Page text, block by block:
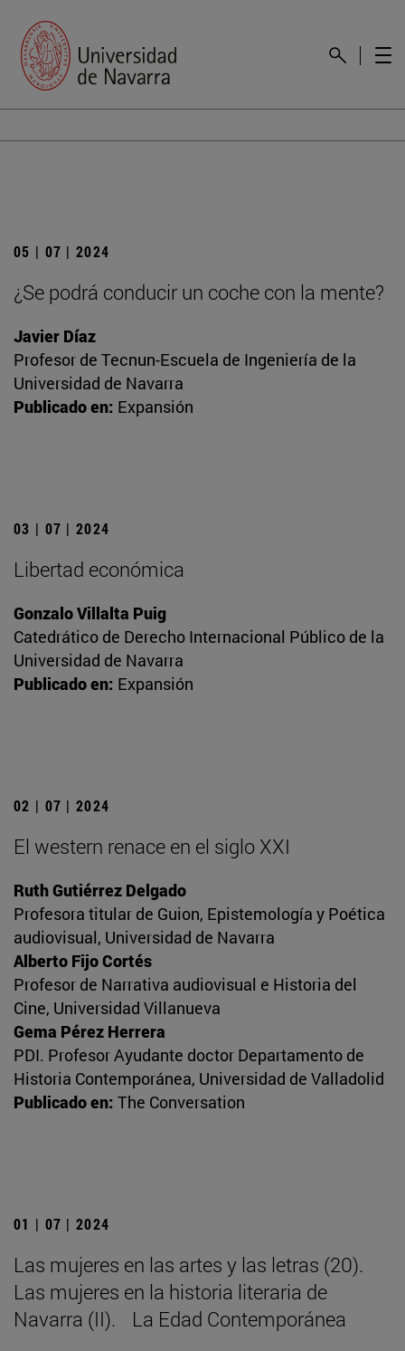
05 | 07 | 2024
¿Se podrá conducir un coche con la mente?
Javier Díaz
Profesor de Tecnun-Escuela de Ingeniería de la
Universidad de Navarra
Publicado en: Expansión
03 | 07 | 2024
Libertad económica
Gonzalo Villalta Puig
Catedrático de Derecho Internacional Público de la
Universidad de Navarra
Publicado en: Expansión
02 | 07 | 2024
El western renace en el siglo XXI
Ruth Gutiérrez Delgado
Profesora titular de Guion, Epistemología y Poética
audiovisual, Universidad de Navarra
Alberto Fijo Cortés
Profesor de Narrativa audiovisual e Historia del
Cine, Universidad Villanueva
Gema Pérez Herrera
PDI. Profesor Ayudante doctor Departamento de
Historia Contemporánea, Universidad de Valladolid
Publicado en: The Conversation
01 | 07 | 2024
Las mujeres en las artes y las letras (20).
Las mujeres en la historia literaria de
Navarra (II). La Edad Contemporánea